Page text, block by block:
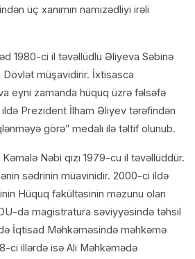
üç xanımın namizədliyi irəli
1980-ci il təvəllüdlü Əliyeva Səbinə
Dövlət müşavidirir. İxtisasca
eyni zamanda hüquq üzrə fəlsəfə
Prezident İlham Əliyev tərəfindən
görə” medalı ilə təltif olunub.
Nəbi qızı 1979-cu il təvəllüddür.
sədrinin müavinidir. 2000-ci ildə
Hüquq fakültəsinin məzunu olan
da magistratura səviyyəsində təhsil
İqtisad Məhkəməsində məhkəmə
ci illərdə isə Ali Məhkəmədə